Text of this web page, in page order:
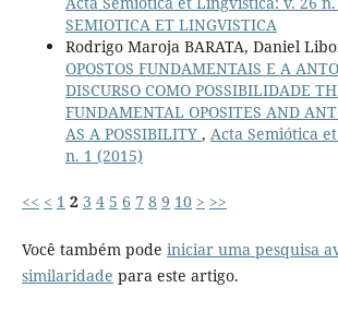
SEMIOTICA ET LINGVISTICA
Rodrigo Maroja BARATA, Daniel
OPOSTOS FUNDAMENTAIS E A
DISCURSO COMO POSSIBILIDADE
FUNDAMENTAL OPOSITES AND
AS A POSSIBILITY , Acta Semiótica
n. 1 (2015)
<< < 1 2 3 4 5 6 7 8 9 10 > >>
Você também pode iniciar uma pesquisa
similaridade para este artigo.